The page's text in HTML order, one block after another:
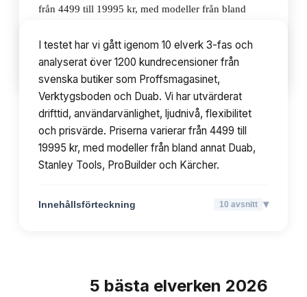
från 4499 till 19995 kr, med modeller från bland
Innehållsförteckning 10avsnitt
I testet har vi gått igenom 10 elverk 3-fas och
analyserat över 1200 kundrecensioner från
svenska butiker som Proffsmagasinet,
Verktygsboden och Duab. Vi har utvärderat
drifttid, användarvänlighet, ljudnivå, flexibilitet
och prisvärde. Priserna varierar från 4499 till
19995 kr, med modeller från bland annat Duab,
Stanley Tools, ProBuilder och Kärcher.
Innehållsförteckning 10 avsnitt ▾
5 bästa elverken 2026